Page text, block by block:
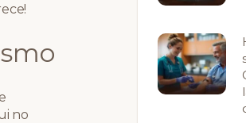
no